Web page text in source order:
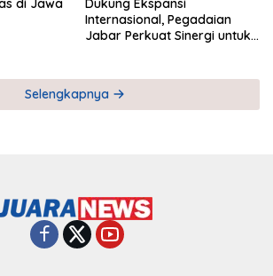
di Jawa
Dukung Ekspansi
Internasional, Pegadaian
Jabar Perkuat Sinergi untuk
Selengkapnya